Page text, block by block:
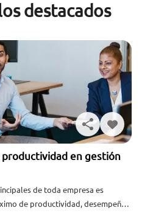
destacados
productividad en gestión
de toda empresa es
productividad, desempeño y